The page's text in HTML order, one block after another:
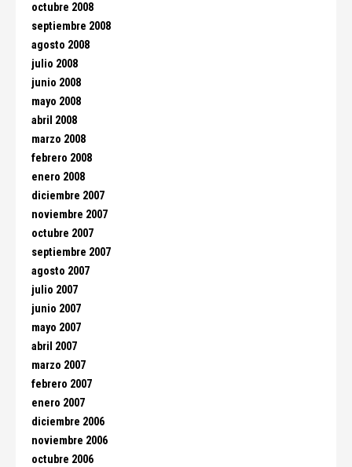
octubre 2008
septiembre 2008
agosto 2008
julio 2008
junio 2008
mayo 2008
abril 2008
marzo 2008
febrero 2008
enero 2008
diciembre 2007
noviembre 2007
octubre 2007
septiembre 2007
agosto 2007
julio 2007
junio 2007
mayo 2007
abril 2007
marzo 2007
febrero 2007
enero 2007
diciembre 2006
noviembre 2006
octubre 2006